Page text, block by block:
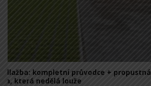
Dlažba do pergoly, která nepálí a
výběrem nejlepší podlahy